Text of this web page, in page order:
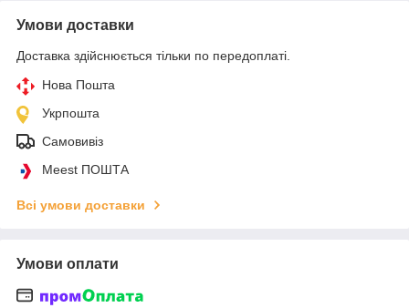
Умови доставки
Доставка здійснюється тільки по передоплаті.
Нова Пошта
Укрпошта
Самовивіз
Meest ПОШТА
Всі умови доставки
Умови оплати